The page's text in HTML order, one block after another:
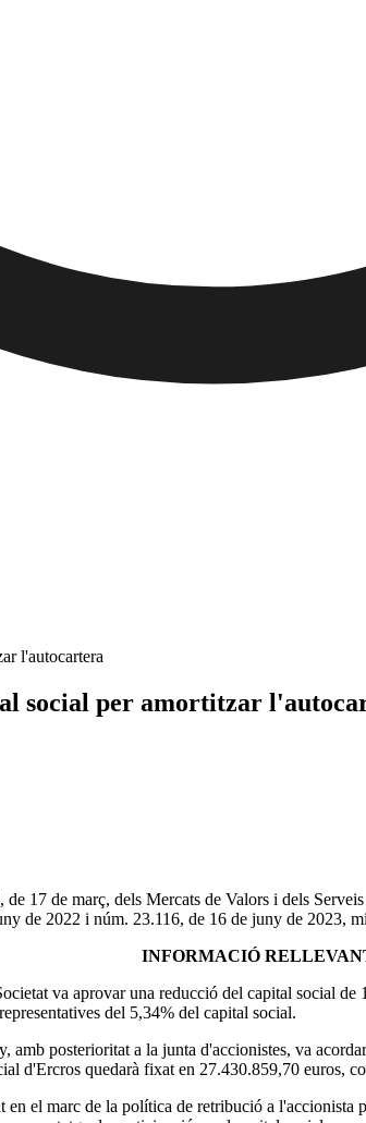
l'autocartera
social per amortitzar
17 de març, dels Mercats de Valors i dels
de 2022 i núm. 23.116, de 16 de juny de 2023,
INFORMACIÓ
va aprovar una reducció del capital social
del 5,34% del capital social.
posterioritat a la junta d'accionistes, va
d'Ercros quedarà fixat en 27.430.859,70 euros,
en el marc de la política de retribució a